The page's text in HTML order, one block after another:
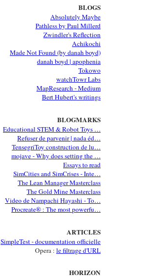
BLOGS
Absolutely Maybe
Pathless by Paul Millerd
Zwindler's Reflection
Achikochi
Made Not Found (by danah boyd)
danah boyd | apophenia
Tokowo
watchTowr Labs
MapResearch - Medium
Bert Hubert's writings
BLOGMARKS
Educational STEM & Robot Toys …
Refuser de parvenir | nada éd…
TensegriToy construction de lu…
mojave - Why does setting the …
Essays to read
SimCities and SimCrises - Inte…
The Lean Manager Masterclass
The Gold Mine Masterclass
Video de Nampachi Hayashi - To…
Procreate® : The most powerfu…
ARTICLES
SimpleTest - documentation officielle
Opera : le filtrage d'URL
HORIZON